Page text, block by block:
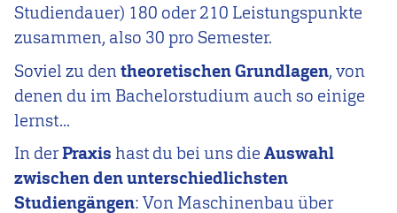
Studiendauer) 180 oder 210 Leistungspunkte
zusammen, also 30 pro Semester.
Soviel zu dentheoretischen Grundlagen, von
denen du im Bachelorstudium auch so einige
lernst...
In derPraxis hast du bei uns die Auswahl
zwischen den unterschiedlichsten
Studiengängen: Von Maschinenbau über